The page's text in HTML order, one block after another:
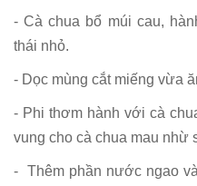
- Cà chua bổ múi cau,
thái nhỏ.
- Dọc mùng cắt miếng vừa
- Phi thơm hành với cà
vung cho cà chua mau nhừ
- Thêm phần nước ngao